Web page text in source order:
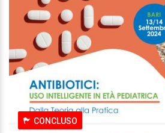
CONCLUSO